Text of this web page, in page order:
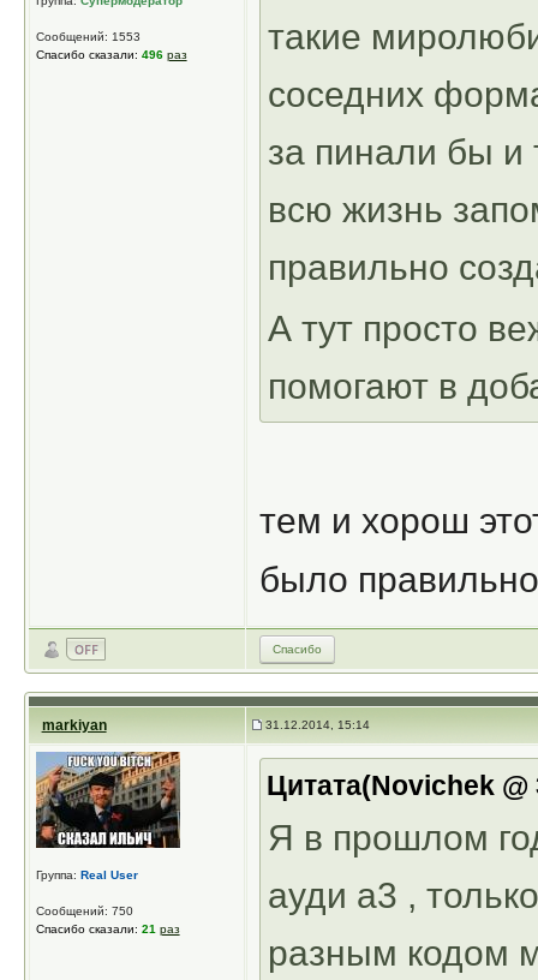
Сообщений: 1553
Спасибо сказали: 496 раз
такие
соседних
за пинали бы и
всю жизнь
правильно
А тут просто
помогают в
тем и хорош
было
Спасибо
markiyan 31.12.2014, 15:14
Группа: Real User
Сообщений: 750
Спасибо сказали: 21 раз
Цитата(Novichek
Я в прошлом
ауди а3 ,
разным кодом